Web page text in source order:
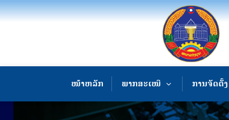
ໜ້າຫລັກ ພາກສະເໜີ ການຈັດຕັ້ງ